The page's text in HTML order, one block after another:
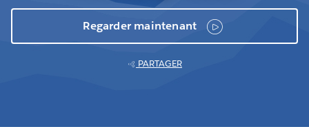
Regarder maintenant
PARTAGER